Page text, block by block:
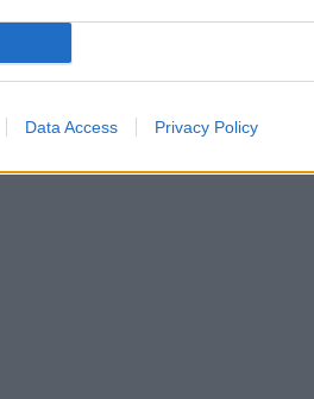
Data Access Privacy Policy